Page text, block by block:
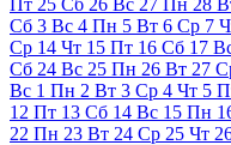
Сб 3 Вс 4 Пн 5 Вт 6 Ср 7
Ср 14 Чт 15 Пт 16 Сб 17
Сб 24 Вс 25 Пн 26 Вт 27
Вс 1 Пн 2 Вт 3 Ср 4 Чт 5
12 Пт 13 Сб 14 Вс 15 Пн
22 Пн 23 Вт 24 Ср 25 Чт